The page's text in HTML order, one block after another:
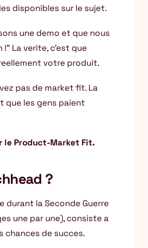
disponibles sur le sujet.
une demo et que nous
La verite, c’est que
votre produit.
pas de market fit. La
que les gens paient
le Product-Market Fit.
?
durant la Seconde Guerre
une par une), consiste a
chances de succes.